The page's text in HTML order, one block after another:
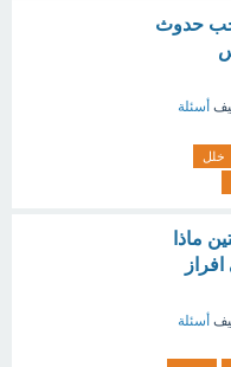
حدوث
أسئلة
خلل
ماذا
أسئلة